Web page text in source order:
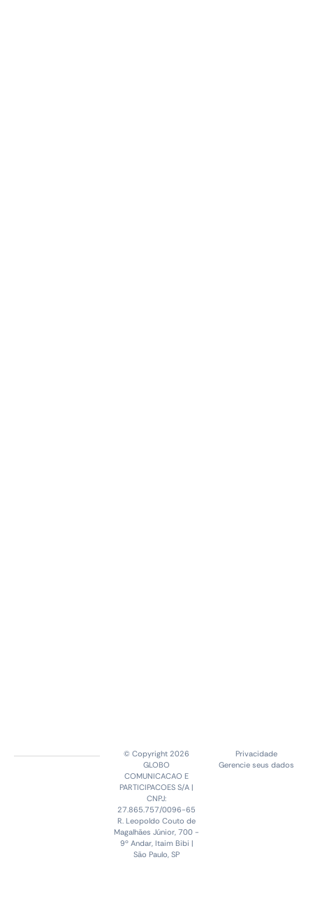
© Copyright 2026
GLOBO
COMUNICACAO E
PARTICIPACOES S/A |
CNPJ:
27.865.757/0096-65
R. Leopoldo Couto de
Magalhães Júnior, 700 -
9º Andar, Itaim Bibi |
São Paulo, SP
Privacidade
Gerencie seus dados